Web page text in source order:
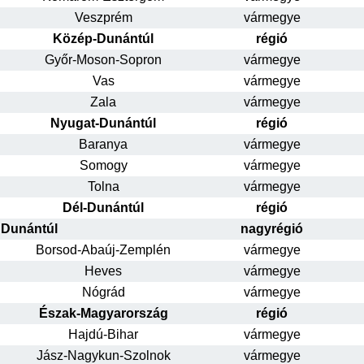
Veszprém
vármegye
Közép-Dunántúl
régió
Győr-Moson-Sopron
vármegye
Vas
vármegye
Zala
vármegye
Nyugat-Dunántúl
régió
Baranya
vármegye
Somogy
vármegye
Tolna
vármegye
Dél-Dunántúl
régió
Dunántúl
nagyrégió
Borsod-Abaúj-Zemplén
vármegye
Heves
vármegye
Nógrád
vármegye
Észak-Magyarország
régió
Hajdú-Bihar
vármegye
Jász-Nagykun-Szolnok
vármegye